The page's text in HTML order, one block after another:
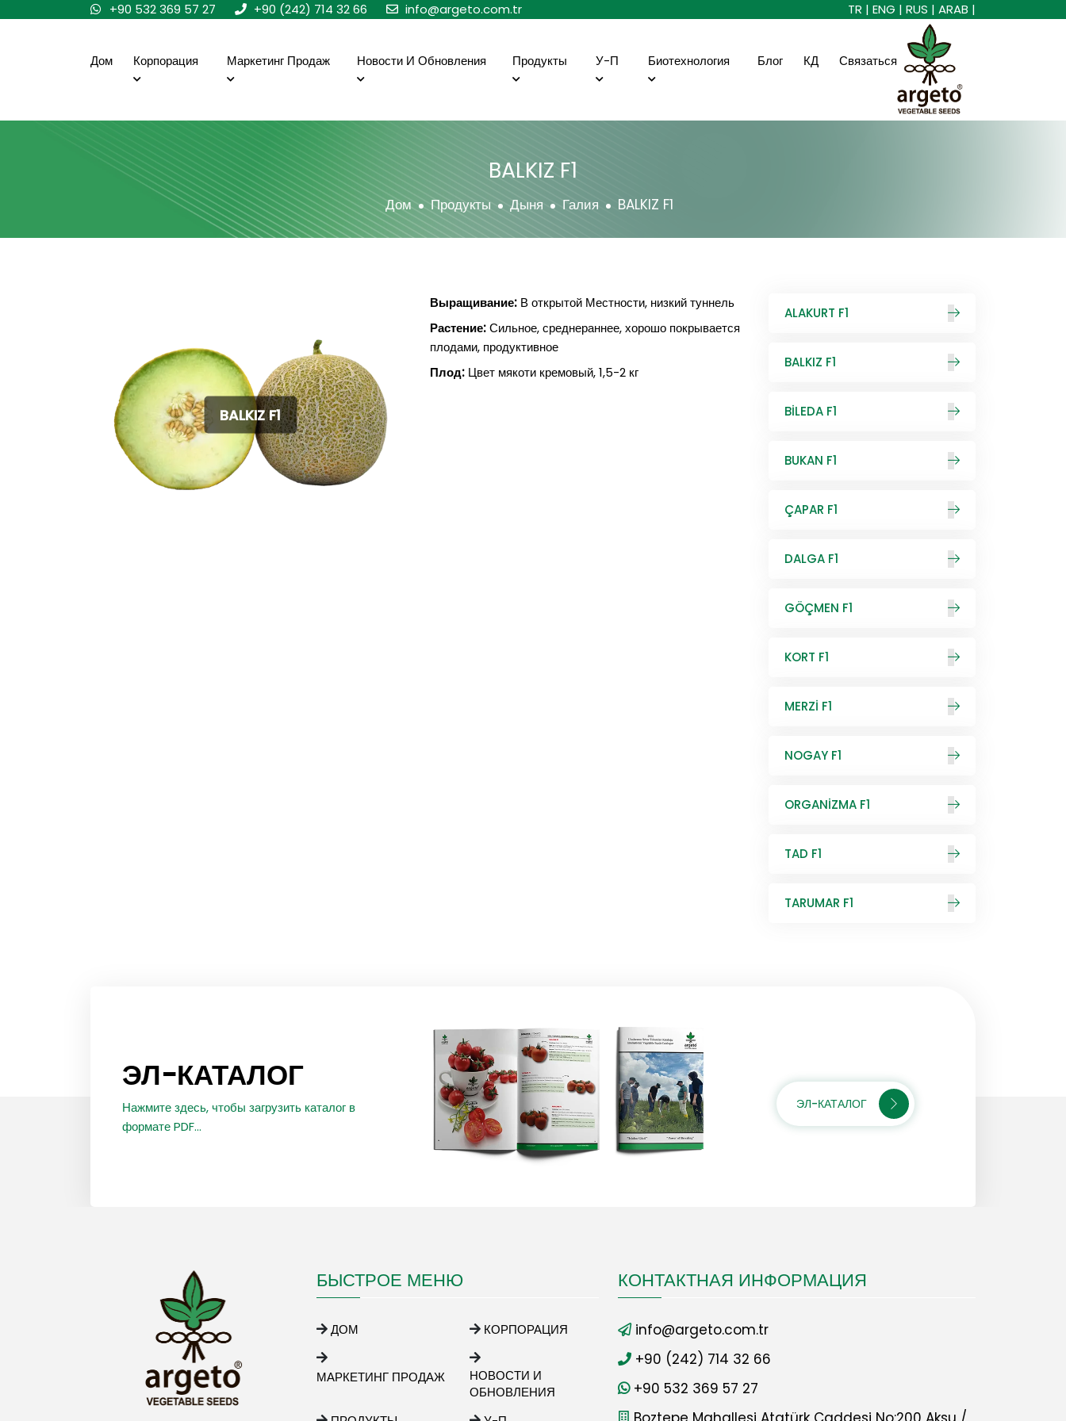
+90 532 369 57 27 +90 (242) 714 32 66 info@argeto.com.tr TR | ENG | RUS | ARAB |
Дом Корпорация Маркетинг Продаж Новости И Обновления Продукты У-П Биотехнология Блог КД Связаться
BALKIZ F1
Дом Продукты Дыня Галия BALKIZ F1
BALKIZ F1
Выращивание:В открытой Местности, низкий туннель
Растение:Сильное, среднераннее, хорошо покрывается
плодами, продуктивное
Плод:Цвет мякоти кремовый, 1,5-2 кг
ALAKURT F1
BALKIZ F1
BİLEDA F1
BUKAN F1
ÇAPAR F1
DALGA F1
GÖÇMEN F1
KORT F1
MERZİ F1
NOGAY F1
ORGANİZMA F1
TAD F1
TARUMAR F1
ЭЛ-КАТАЛОГ
Нажмите здесь, чтобы загрузить каталог в
формате PDF...
ЭЛ-КАТАЛОГ
БЫСТРОЕ МЕНЮ
ДОМ КОРПОРАЦИЯ
МАРКЕТИНГ ПРОДАЖ
НОВОСТИ И
ОБНОВЛЕНИЯ
КОНТАКТНАЯ ИНФОРМАЦИЯ
info@argeto.com.tr
+90 (242) 714 32 66
+90 532 369 57 27